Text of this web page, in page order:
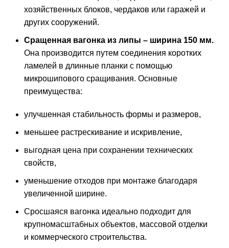
хозяйственных блоков, чердаков или гаражей и
других сооружений.
Сращенная вагонка из липы – ширина 150 мм.
Она производится путем соединения коротких
ламелей в длинные планки с помощью
микрошипового сращивания. Основные
преимущества:
улучшенная стабильность формы и размеров,
меньшее растрескивание и искривление,
выгодная цена при сохранении технических
свойств,
уменьшение отходов при монтаже благодаря
увеличенной ширине.
Сросшаяся вагонка идеально подходит для
крупномасштабных объектов, массовой отделки
и коммерческого строительства.